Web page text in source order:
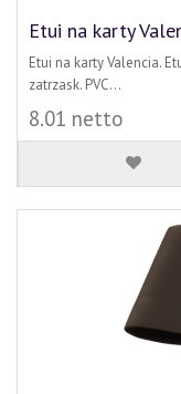
Etui na karty
Etui na karty Valencia.
zatrzask. PVC...
8.01 netto